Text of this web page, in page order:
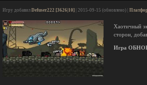
Игру добавил Defuser222 [3626|10] | 2015-09-15 (обновлено) |
Хаотичный
сторон,
Игра